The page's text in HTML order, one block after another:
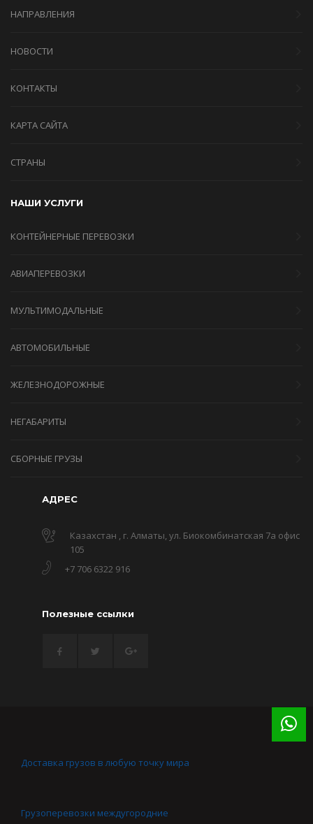
НАПРАВЛЕНИЯ
НОВОСТИ
КОНТАКТЫ
КАРТА САЙТА
СТРАНЫ
НАШИ УСЛУГИ
КОНТЕЙНЕРНЫЕ ПЕРЕВОЗКИ
АВИАПЕРЕВОЗКИ
МУЛЬТИМОДАЛЬНЫЕ
АВТОМОБИЛЬНЫЕ
ЖЕЛЕЗНОДОРОЖНЫЕ
НЕГАБАРИТЫ
СБОРНЫЕ ГРУЗЫ
АДРЕС
Казахстан , г. Алматы, ул. Биокомбинатская 7а офис
105
+7 706 6322 916
Полезные ссылки
Доставка грузов в любую точку мира
Грузоперевозки междугородние